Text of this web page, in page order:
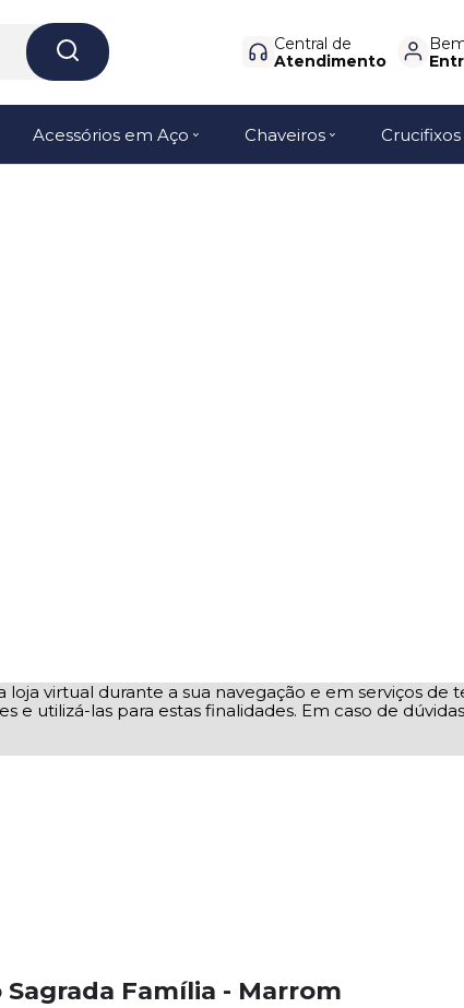
loja virtual durante a sua navegação e em serviços
e utilizá-las para estas finalidades. Em caso de
Central de
Atendimento
Acessórios em Aço Chaveiros Crucifixos
Família - Marrom